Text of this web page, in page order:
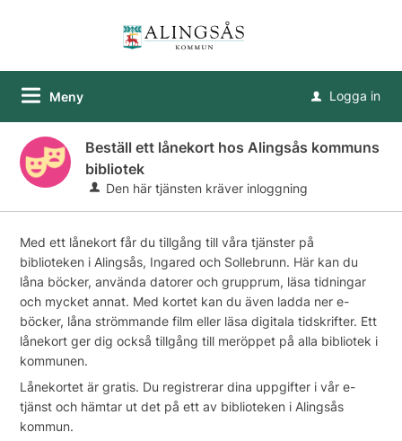
Meny u Logga in
Beställ ett lånekort hos Alingsås kommuns
bibliotek
Den här tjänsten kräver inloggning
Med ett lånekort får du tillgång till våra tjänster på
biblioteken i Alingsås, Ingared och Sollebrunn. Här kan du
låna böcker, använda datorer och grupprum, läsa tidningar
och mycket annat. Med kortet kan du även ladda ner e-
böcker, låna strömmande film eller läsa digitala tidskrifter. Ett
lånekort ger dig också tillgång till meröppet på alla bibliotek i
kommunen.
Lånekortet är gratis. Du registrerar dina uppgifter i vår e-
tjänst och hämtar ut det på ett av biblioteken i Alingsås
kommun.